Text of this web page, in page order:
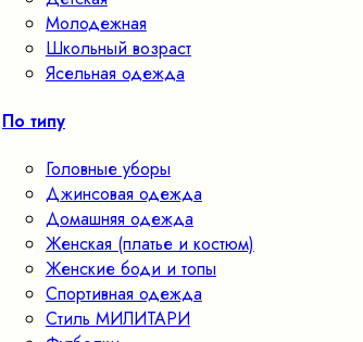
Молодежная
Школьный возраст
Ясельная одежда
По типу
Головные уборы
Джинсовая одежда
Домашняя одежда
Женская (платье и костюм)
Женские боди и топы
Спортивная одежда
Стиль МИЛИТАРИ